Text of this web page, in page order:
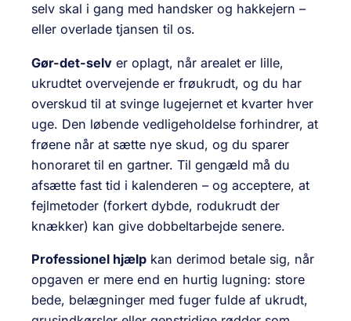
selv skal i gang med handsker og hakkejern –
eller overlade tjansen til os.
Gør-det-selv er oplagt, når arealet er lille,
ukrudtet overvejende er frøukrudt, og du har
overskud til at svinge lugejernet et kvarter hver
uge. Den løbende vedligeholdelse forhindrer, at
frøene når at sætte nye skud, og du sparer
honoraret til en gartner. Til gengæld må du
afsætte fast tid i kalenderen – og acceptere, at
fejlmetoder (forkert dybde, rodukrudt der
knækker) kan give dobbeltarbejde senere.
Professionel hjælp kan derimod betale sig, når
opgaven er mere end en hurtig lugning: store
bede, belægninger med fuger fulde af ukrudt,